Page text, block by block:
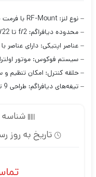
– نوع لنز: RF-Mount با فرمت فول فریم
– محدوده دیافراگم: f/2 تا f/22
– عناصر اپتیکی: دارای عناصر
– سیستم فوکوس: موتور
– حلقه کنترل: امکان تنظیم
– تیغه‌های دیافراگم: طراحی 9 تیغه‌ای و گرد برای بوکه نرم‌تر
تاریخ به روز